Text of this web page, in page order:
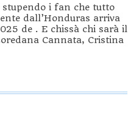
stupendo i fan che tutto
dall’Honduras arriva
de . E chissà chi sarà il
Cannata, Cristina